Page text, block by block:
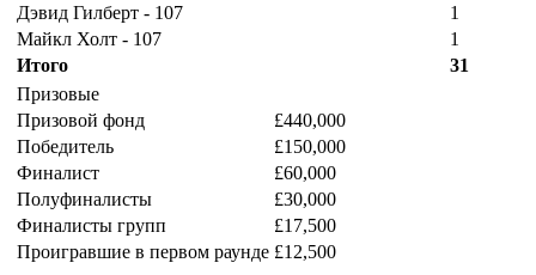
Дэвид Гилберт - 107
1
Майкл Холт - 107
1
Итого
31
Призовые
Призовой фонд
£440,000
Победитель
£150,000
Финалист
£60,000
Полуфиналисты
£30,000
Финалисты групп
£17,500
Проигравшие в первом раунде £12,500